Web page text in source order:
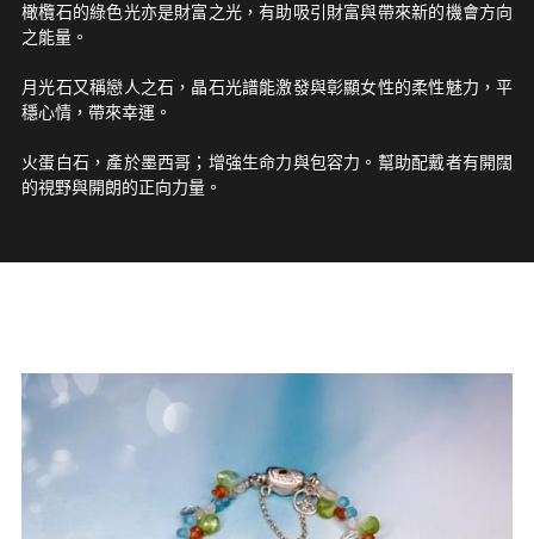
橄欖石的綠色光亦是財富之光，有助吸引財富與帶來新的機會方向
之能量。
月光石又稱戀人之石，晶石光譜能激發與彰顯女性的柔性魅力，平
穩心情，帶來幸運。
火蛋白石，產於墨西哥；增強生命力與包容力。幫助配戴者有開闊
的視野與開朗的正向力量。